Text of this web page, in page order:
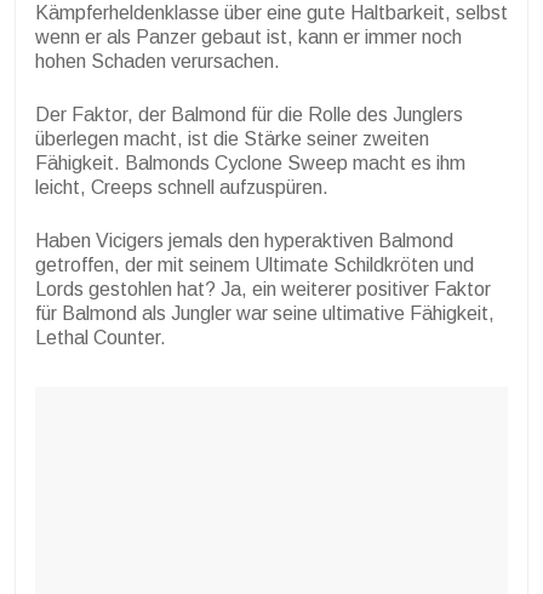
Kämpferheldenklasse über eine gute Haltbarkeit, selbst
wenn er als Panzer gebaut ist, kann er immer noch
hohen Schaden verursachen.
Der Faktor, der Balmond für die Rolle des Junglers
überlegen macht, ist die Stärke seiner zweiten
Fähigkeit. Balmonds Cyclone Sweep macht es ihm
leicht, Creeps schnell aufzuspüren.
Haben Vicigers jemals den hyperaktiven Balmond
getroffen, der mit seinem Ultimate Schildkröten und
Lords gestohlen hat? Ja, ein weiterer positiver Faktor
für Balmond als Jungler war seine ultimative Fähigkeit,
Lethal Counter.